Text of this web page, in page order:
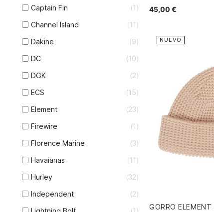
Captain Fin
1
Channel Island
11
Dakine
9
DC
10
DGK
2
ECS
15
Element
23
Firewire
1
Florence Marine
3
Havaianas
11
Hurley
32
Independent
2
45,00 €
GORRO ELEMENT
NUEVO